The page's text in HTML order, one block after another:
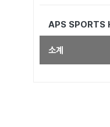
APS SPORTS
소계